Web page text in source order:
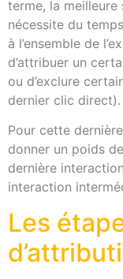
terme, la meilleure
nécessite du
à l’ensemble de
d’attribuer un
ou d’exclure
dernier clic direct).
Pour cette
donner un poids
dernière
interaction
Les